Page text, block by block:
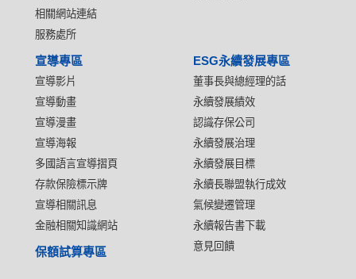
相關網站連結
服務處所
宣導專區
宣導影片
宣導動畫
宣導漫畫
宣導海報
多國語言宣導摺頁
存款保險標示牌
宣導相關訊息
金融相關知識網站
ESG永續發展專區
董事長與總經理的話
永續發展績效
認識存保公司
永續發展治理
永續發展目標
永續長聯盟執行成效
氣候變遷管理
永續報告書下載
意見回饋
保額試算專區